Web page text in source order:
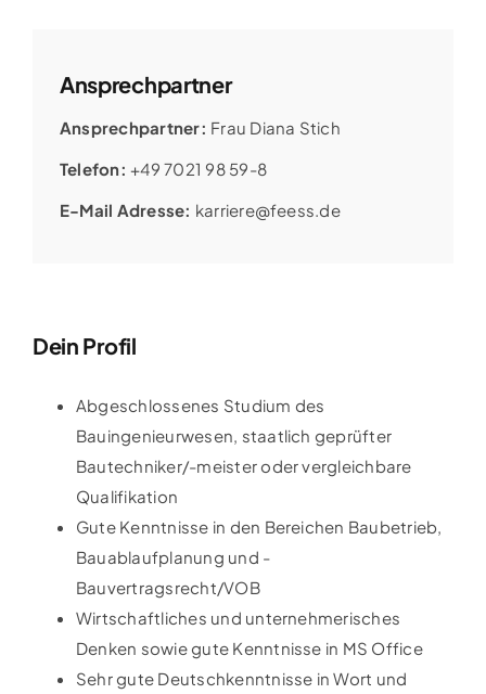
Ansprechpartner
Ansprechpartner: Frau Diana Stich
Telefon:+49 7021 98 59-8
E-Mail Adresse: karriere@feess.de
Dein Profil
Abgeschlossenes Studium des
Bauingenieurwesen, staatlich geprüfter
Bautechniker/-meister oder vergleichbare
Qualifikation
Gute Kenntnisse in den Bereichen Baubetrieb,
Bauablaufplanung und -
Bauvertragsrecht/VOB
Wirtschaftliches und unternehmerisches
Denken sowie gute Kenntnisse in MS Office
Sehr gute Deutschkenntnisse in Wort und